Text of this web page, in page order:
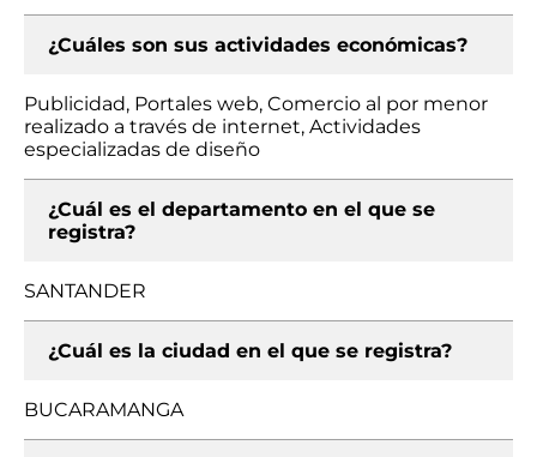
¿Cuáles son sus actividades económicas?
Publicidad, Portales web, Comercio al por menor
realizado a través de internet, Actividades
especializadas de diseño
¿Cuál es el departamento en el que se
registra?
SANTANDER
¿Cuál es la ciudad en el que se registra?
BUCARAMANGA